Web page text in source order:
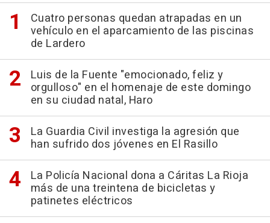
Cuatro personas quedan atrapadas en un
vehículo en el aparcamiento de las piscinas
de Lardero
Luis de la Fuente "emocionado, feliz y
orgulloso" en el homenaje de este domingo
en su ciudad natal, Haro
La Guardia Civil investiga la agresión que
han sufrido dos jóvenes en El Rasillo
La Policía Nacional dona a Cáritas La Rioja
más de una treintena de bicicletas y
patinetes eléctricos